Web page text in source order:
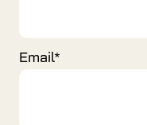
Email*